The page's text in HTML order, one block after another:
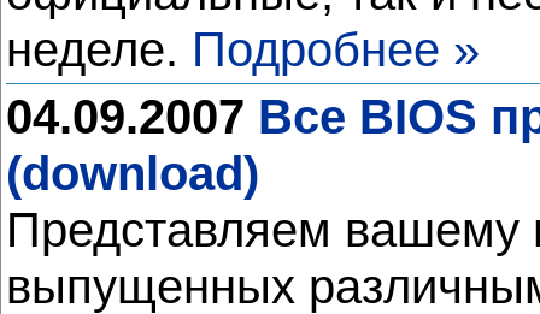
неделе. Подробнее »
04.09.2007 Все BIOS
(download)
Представляем вашему
выпущенных